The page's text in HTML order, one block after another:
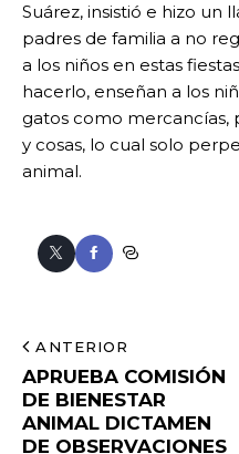
Suárez, insistió e hizo un
padres de familia a no
a los niños en estas
hacerlo, enseñan a los
gatos como mercancías,
y cosas, lo cual solo
animal.
ANTERIOR
APRUEBA COMISIÓN
DE BIENESTAR
ANIMAL DICTAMEN
DE OBSERVACIONES